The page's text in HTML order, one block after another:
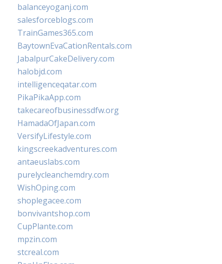
balanceyoganj.com
salesforceblogs.com
TrainGames365.com
BaytownEvaCationRentals.com
JabalpurCakeDelivery.com
halobjd.com
intelligenceqatar.com
PikaPikaApp.com
takecareofbusinessdfw.org
HamadaOfJapan.com
VersifyLifestyle.com
kingscreekadventures.com
antaeuslabs.com
purelycleanchemdry.com
WishOping.com
shoplegacee.com
bonvivantshop.com
CupPlante.com
mpzin.com
stcreal.com